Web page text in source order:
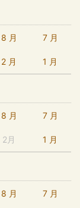
8 月 7 月
2 月 1 月
8 月 7 月
2月 1 月
8 月 7 月